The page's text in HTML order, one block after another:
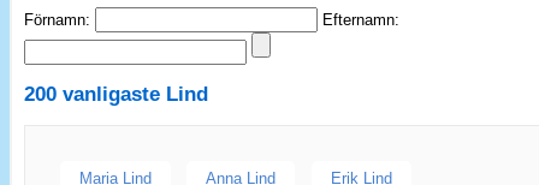
Förnamn: Efternamn:
200 vanligaste Lind
Maria Lind Anna Lind Erik Lind